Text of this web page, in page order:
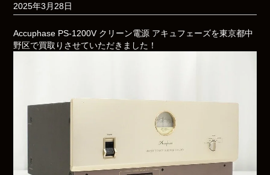
2025年3月28日
Accuphase PS-1200V クリーン電源 アキュフェーズを東京都中
野区で買取りさせていただきました！